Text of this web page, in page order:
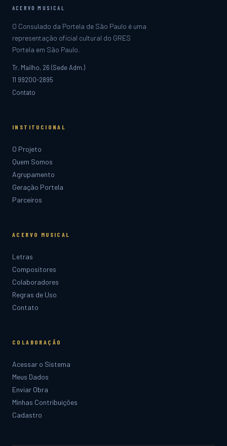
ACERVO MUSICAL
O Consulado da Portela de São Paulo é uma
representação oficial cultural do GRES
Portela em São Paulo.
Tr. Mailho, 26 (Sede Adm.)
11 99200-2895
Contato
INSTITUCIONAL
O Projeto
Quem Somos
Agrupamento
Geração Portela
Parceiros
ACERVO MUSICAL
Letras
Compositores
Colaboradores
Regras de Uso
Contato
COLABORAÇÃO
Acessar o Sistema
Meus Dados
Enviar Obra
Minhas Contribuições
Cadastro